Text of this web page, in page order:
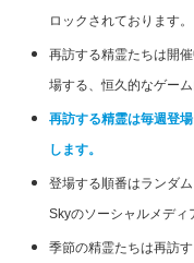
ロックされております
再訪する精霊たちは開
場する、恒久的なゲーム
再訪する精霊は毎週登場
します。
登場する順番はランダ
Skyのソーシャルメディ
季節の精霊たちは再訪